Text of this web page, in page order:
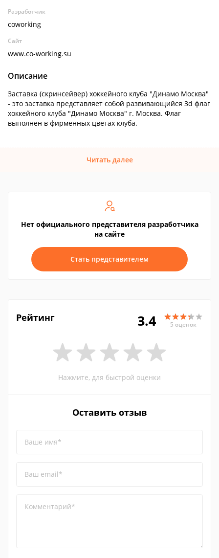
Разработчик
coworking
Сайт
www.co-working.su
Описание
Заставка (скринсейвер) хоккейного клуба "Динамо Москва"
- это заставка представляет собой развивающийся 3d флаг
хоккейного клуба "Динамо Москва" г. Москва. Флаг
выполнен в фирменных цветах клуба.
Читать далее
Нет официального представителя разработчика
на сайте
Стать представителем
Рейтинг 3.4 5 оценок
Нажмите, для быстрой оценки
Оставить отзыв
Ваше имя*
Ваш email*
Комментарий*